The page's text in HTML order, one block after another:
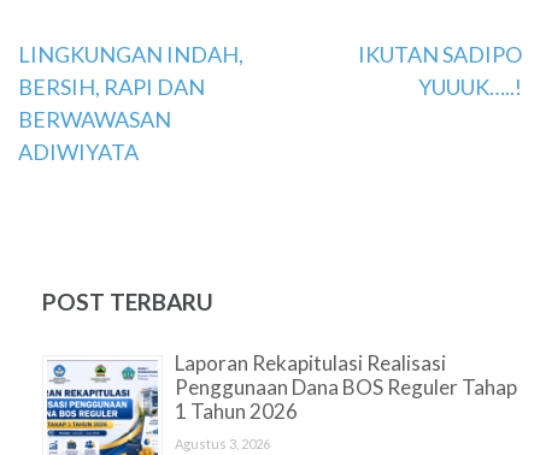
Navigasi
pos
LINGKUNGAN INDAH,
BERSIH, RAPI DAN
BERWAWASAN
ADIWIYATA
IKUTAN SADIPO
YUUUK…..!
POST TERBARU
Laporan Rekapitulasi Realisasi
Penggunaan Dana BOS Reguler Tahap
1 Tahun 2026
Agustus 3, 2026